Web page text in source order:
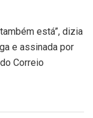
está”, dizia
e assinada por
Correio